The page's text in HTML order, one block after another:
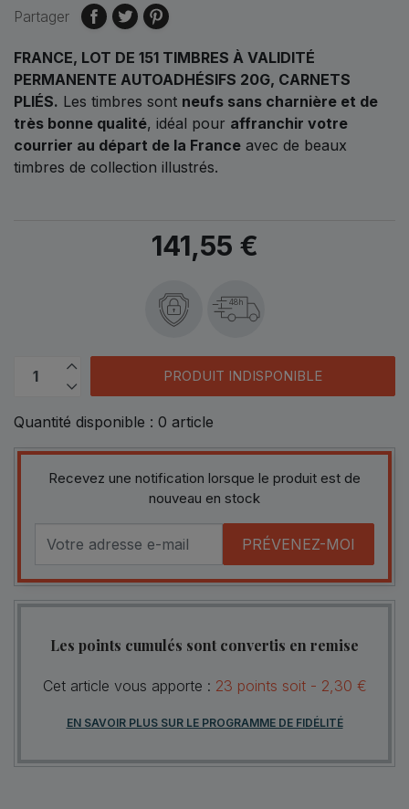
Partager
FRANCE, LOT DE 151 TIMBRES À VALIDITÉ
PERMANENTE AUTOADHÉSIFS 20G, CARNETS
PLIÉS. Les timbres sont neufs sans charnière et de
très bonne qualité, idéal pour affranchir votre
courrier au départ de la France avec de beaux
timbres de collection illustrés.
141,55 €
48h
PRODUIT INDISPONIBLE
Quantité disponible : 0 article
Recevez une notification lorsque le produit est de
nouveau en stock
PRÉVENEZ-MOI
Les points cumulés sont convertis en remise
Cet article vous apporte : 23 points soit - 2,30 €
EN SAVOIR PLUS SUR LE PROGRAMME DE FIDÉLITÉ